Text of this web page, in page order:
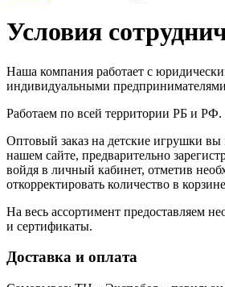
Условия
Наша компания работает с
индивидуальными
Работаем по всей территории РБ и РФ.
Оптовый заказ на детские игрушки вы
нашем сайте, предварительно
войдя в личный кабинет, отметив
откорректировать количество в
На весь ассортимент предоставляем
и сертификаты.
Доставка и оплата